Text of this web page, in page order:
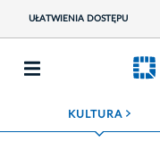
UŁATWIENIA DOSTĘPU
KULTURA